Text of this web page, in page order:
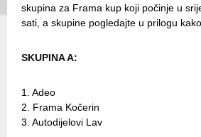
skupina za Frama kup koji počinje u
sati, a skupine pogledajte u prilogu
SKUPINA A:
1. Adeo
2. Frama Kočerin
3. Autodijelovi Lav